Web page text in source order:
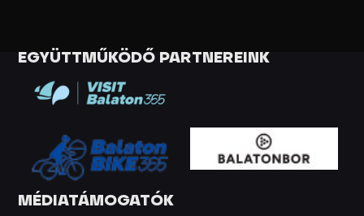
EGYÜTTMŰKÖDŐ PARTNEREINK
MÉDIATÁMOGATÓK